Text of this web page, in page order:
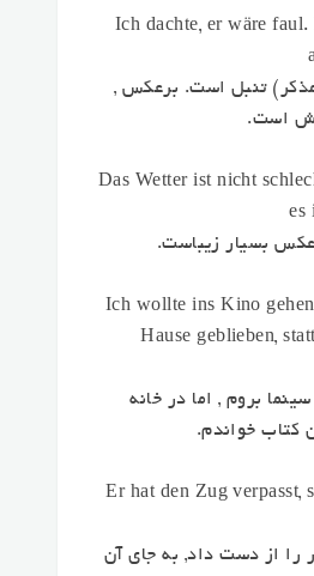
Ich dachte, er wäre faul.
تنبل است. برعکس ,
است.
Das Wetter ist nicht
es
بسیار زیباست.
Ich wollte ins Kino
Hause geblieben,
بروم , اما در خانه
کتاب خواندم.
Er hat den Zug verpasst,
را از دست داد, به جای آن